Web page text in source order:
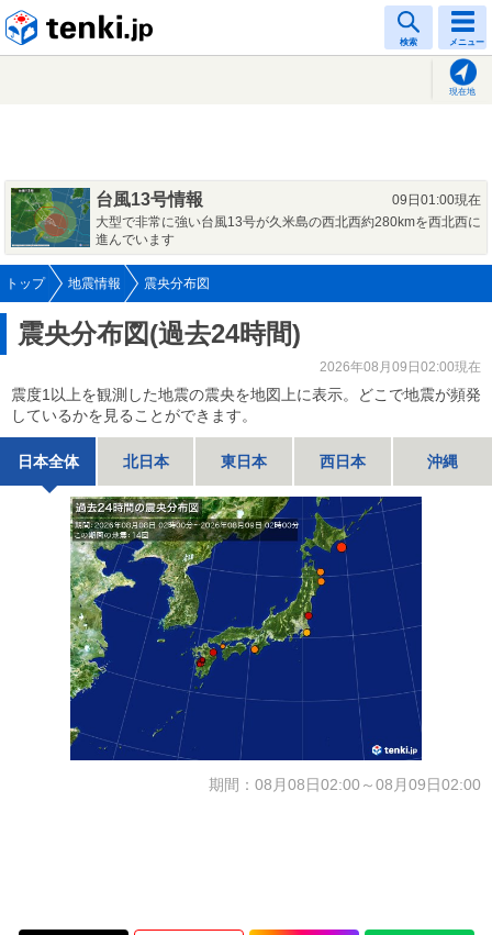
検索 メニュー
現在地
台風13号情報
09日01:00現在
大型で非常に強い台風13号が久米島の西北西約280kmを西北西に
進んでいます
トップ 地震情報 震央分布図
震央分布図(過去24時間)
2026年08月09日02:00現在
震度1以上を観測した地震の震央を地図上に表示。どこで地震が頻発
しているかを見ることができます。
日本全体 北日本 東日本 西日本 沖縄
期間：08月08日02:00～08月09日02:00